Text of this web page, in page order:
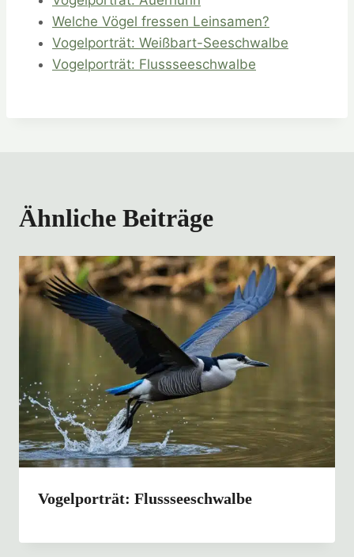
Welche Vögel fressen Leinsamen?
Vogelporträt: Weißbart-Seeschwalbe
Vogelporträt: Flussseeschwalbe
Ähnliche Beiträge
Vogelporträt: Flussseeschwalbe